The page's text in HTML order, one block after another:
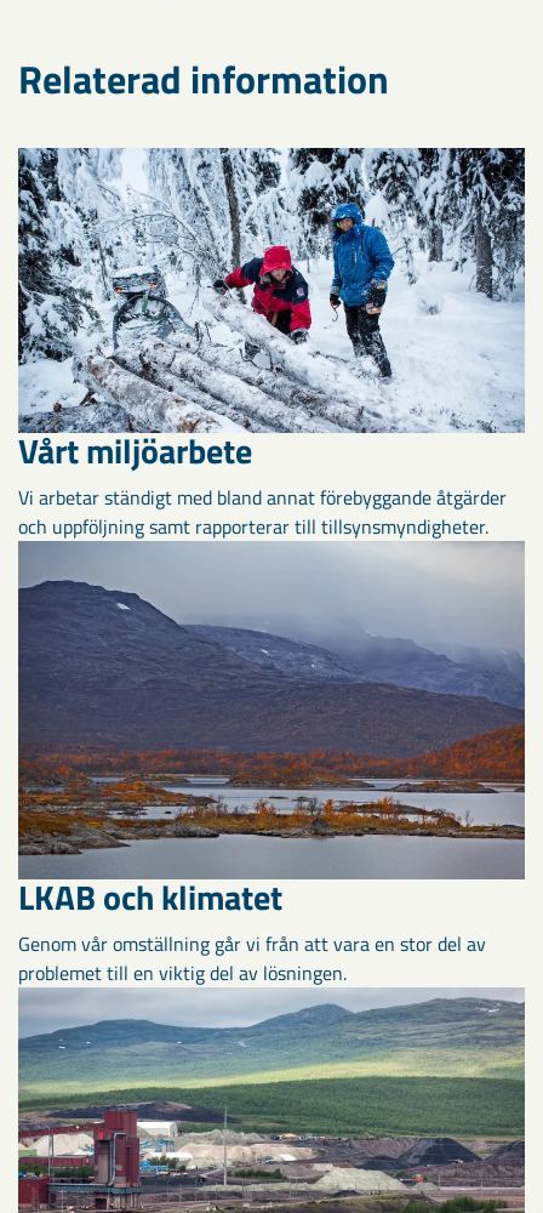
Relaterad information
Vårt miljöarbete
Vi arbetar ständigt med bland annat förebyggande åtgärder
och uppföljning samt rapporterar till tillsynsmyndigheter.
LKAB och klimatet
Genom vår omställning går vi från att vara en stor del av
problemet till en viktig del av lösningen.